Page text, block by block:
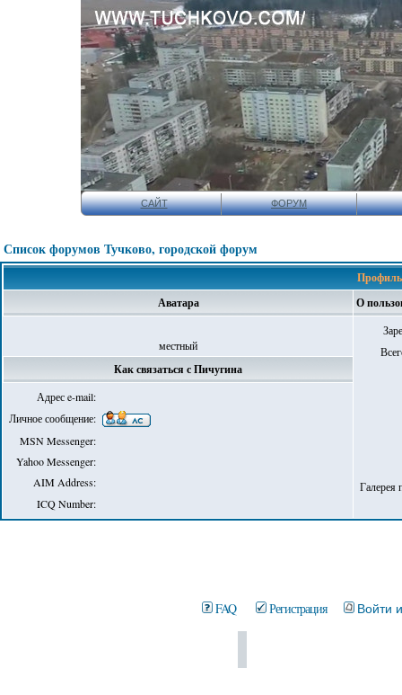
САЙТ ФОРУМ
Список форумов Тучково, городской форум
Профиль
Аватара
О
местный
Галерея
Как связаться с Пичугина
Адрес e-mail:
Личное сообщение:
MSN Messenger:
Yahoo Messenger:
AIM Address:
ICQ Number:
FAQ Регистрация Войти